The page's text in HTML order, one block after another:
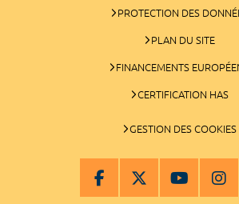
PROTECTION DES
PLAN DU SITE
FINANCEMENTS
CERTIFICATION HAS
GESTION DES COOKIES